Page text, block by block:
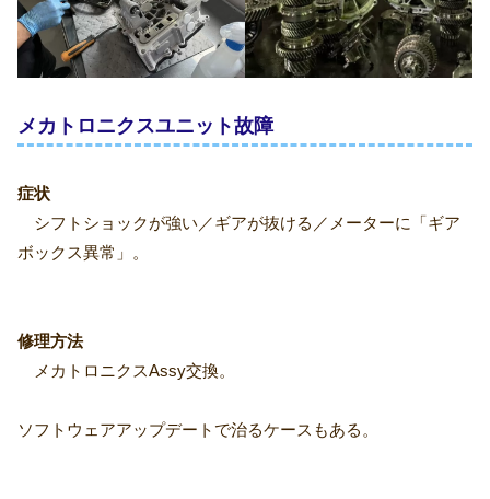
メカトロニクスユニット故障
症状
シフトショックが強い／ギアが抜ける／メーターに「ギア
ボックス異常」。
修理方法
メカトロニクスAssy交換。
ソフトウェアアップデートで治るケースもある。